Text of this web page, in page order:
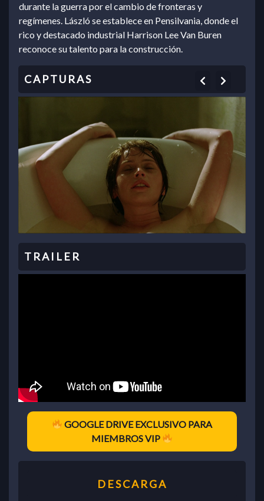
durante la guerra por el cambio de fronteras y
regímenes. László se establece en Pensilvania, donde el
rico y destacado industrial Harrison Lee Van Buren
reconoce su talento para la construcción.
Previous
GOOGLE DRIVE EXCLUSIVO PARA
MIEMBROS VIP